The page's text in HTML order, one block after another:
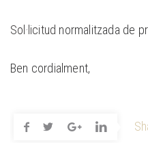
Sol·licitud normalitzada de
Ben cordialment,